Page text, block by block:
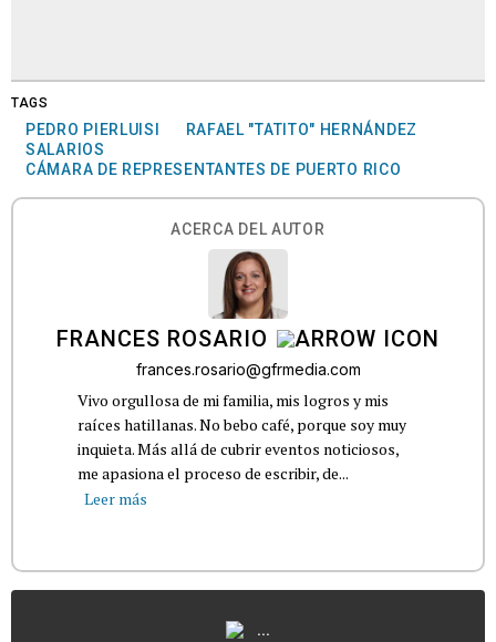
TAGS
PEDRO PIERLUISI
RAFAEL "TATITO" HERNÁNDEZ
SALARIOS
CÁMARA DE REPRESENTANTES DE PUERTO RICO
ACERCA DEL AUTOR
FRANCES ROSARIO
frances.rosario@gfrmedia.com
Vivo orgullosa de mi familia, mis logros y mis
raíces hatillanas. No bebo café, porque soy muy
inquieta. Más allá de cubrir eventos noticiosos,
me apasiona el proceso de escribir, de...
Leer más
...